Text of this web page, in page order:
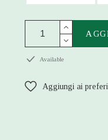
Available
Aggiungi ai